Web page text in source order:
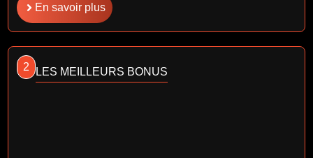
En savoir plus
2 LES MEILLEURS BONUS